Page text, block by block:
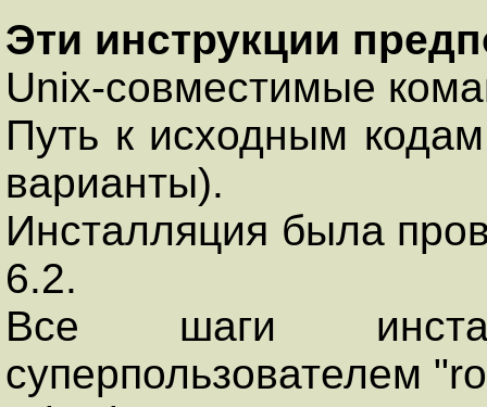
Эти инструкции
Unix-совместимые
Путь к исходным
варианты).
Инсталляция была
6.2.
Все шаги
суперпользователем